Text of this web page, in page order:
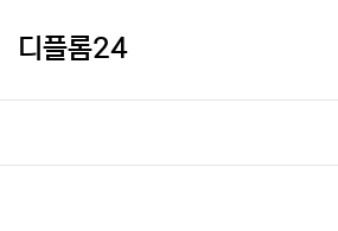
디플롬24